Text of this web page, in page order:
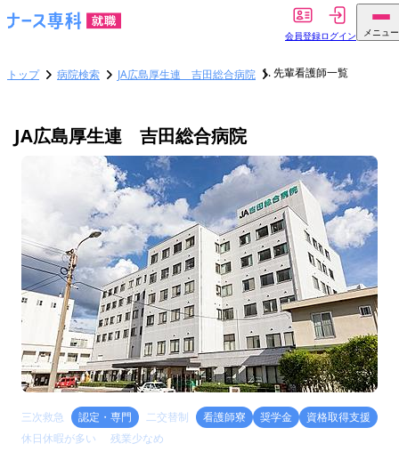
会員登録ログイン メニュー
トップ 病院検索 JA広島厚生連 吉田総合病院 先輩看護師一覧
JA広島厚生連 吉田総合病院
三次救急 認定・専門 二交替制 看護師寮 奨学金
資格取得支援
休日休暇が多い
残業少なめ